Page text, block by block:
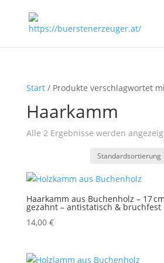
Start/ Produkte verschlagwortet
Haarkamm
Alle 2 Ergebnisse werden
Haarkamm aus Buchenholz – 17
gezahnt – antistatisch & bruchfest
14,00 €